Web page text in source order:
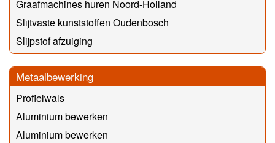
Graafmachines huren Noord-Holland
Slijtvaste kunststoffen Oudenbosch
Slijpstof afzuiging
Metaalbewerking
Profielwals
Aluminium bewerken
Aluminium bewerken